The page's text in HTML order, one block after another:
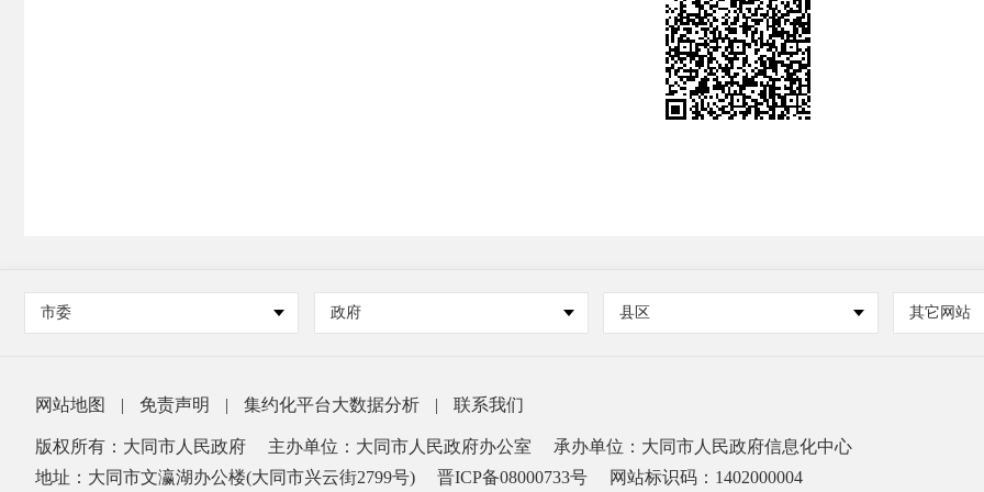
市委 政府 县区 其它网站
网站地图 | 免责声明 | 集约化平台大数据分析 | 联系我们
版权所有：大同市人民政府 主办单位：大同市人民政府办公室
承办单位：大同市人民政府信息化中心
地址：大同市文瀛湖办公楼(大同市兴云街2799号)
晋ICP备08000733号 网站标识码：1402000004